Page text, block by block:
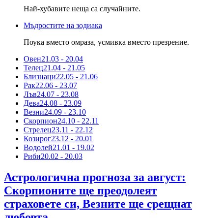
Най-хубавите неща са случайните.
Мъдростите на зодиака
Поука вместо омраза, усмивка вместо презрение.
Овен21.03 - 20.04
Телец21.04 - 21.05
Близнаци22.05 - 21.06
Рак22.06 - 23.07
Лъв24.07 - 23.08
Дева24.08 - 23.09
Везни24.09 - 23.10
Скорпион24.10 - 22.11
Стрелец23.11 - 22.12
Козирог23.12 - 20.01
Водолей21.01 - 19.02
Риби20.02 - 20.03
Астрологична прогноза за август:
Скорпионите ще преодолеят
страховете си, Везните ще срещнат